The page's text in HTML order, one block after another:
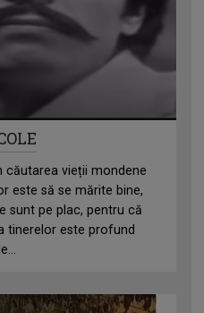
căutarea vieții mondene
este să se mărite bine,
sunt pe plac, pentru că
tinerelor este profund